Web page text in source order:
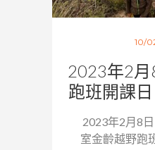
10/
2023年2
跑班開課
2023年2月8
室金齡越野跑